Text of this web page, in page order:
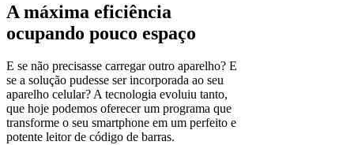
A máxima eficiência
ocupando pouco espaço
E se não precisasse carregar outro aparelho? E
se a solução pudesse ser incorporada ao seu
aparelho celular? A tecnologia evoluiu tanto,
que hoje podemos oferecer um programa que
transforme o seu smartphone em um perfeito e
potente leitor de código de barras.